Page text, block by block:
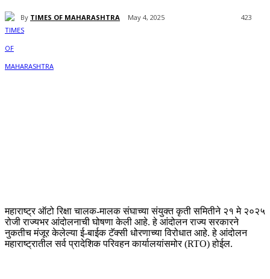
By TIMES OF MAHARASHTRA May 4, 2025 423
महाराष्ट्र ऑटो रिक्षा चालक-मालक संघाच्या संयुक्त कृती समितीने २१ मे २०२५
रोजी राज्यभर आंदोलनाची घोषणा केली आहे. हे आंदोलन राज्य सरकारने
नुकतीच मंजूर केलेल्या ई-बाईक टॅक्सी धोरणाच्या विरोधात आहे. हे आंदोलन
महाराष्ट्रातील सर्व प्रादेशिक परिवहन कार्यालयांसमोर (RTO) होईल.